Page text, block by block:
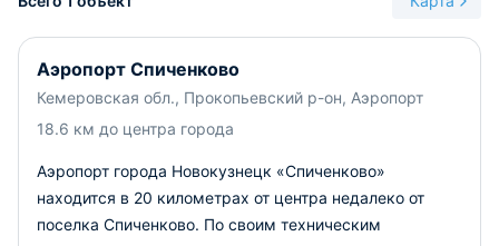
Аэропорт Спиченково
Кемеровская обл., Прокопьевский р-он, Аэропорт
18.6 км до центра города
Аэропорт города Новокузнецк «Спиченково»
находится в 20 километрах от центра недалеко от
поселка Спиченково. По своим техническим